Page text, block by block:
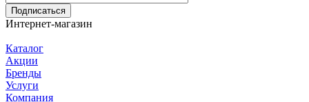
Подписаться
Интернет-магазин
Каталог
Акции
Бренды
Услуги
Компания